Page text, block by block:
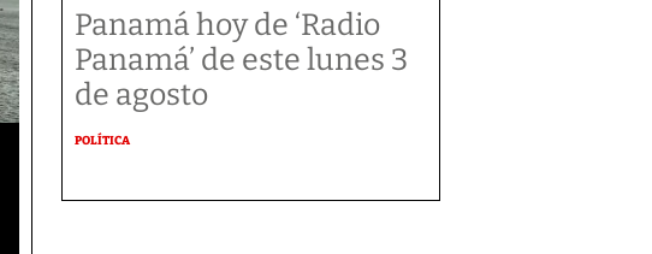
Panamá hoy de ‘Radio
Panamá’ de este lunes 3
de agosto
POLÍTICA